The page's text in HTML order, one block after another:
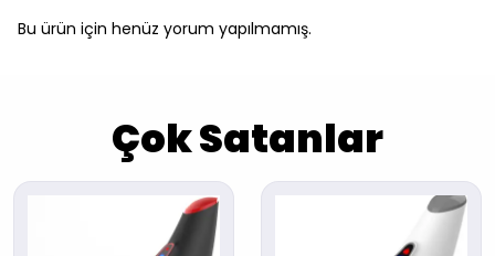
Bu ürün için henüz yorum yapılmamış.
Çok Satanlar